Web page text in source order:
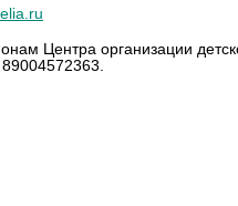
Центра организации